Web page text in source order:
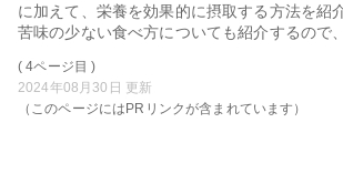
に加えて、栄養を効果的に摂取する方法を紹
苦味の少ない食べ方についても紹介するので
( 4ページ目 )
2024年08月30日 更新
（このページにはPRリンクが含まれています）